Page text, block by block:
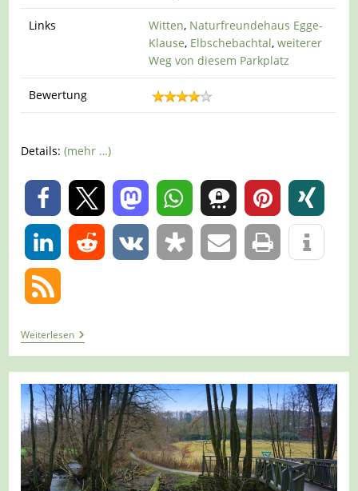
Links Witten, Naturfreundehaus Egge-
Klause, Elbschebachtal,weiterer
Weg von diesem Parkplatz
Bewertung
Details:(mehr …)
0
0
WeiterlesenTour
1074
–
Witten-
Herbede
–
Auf
Dem
A7
In
Das
Naturschutzgebiet